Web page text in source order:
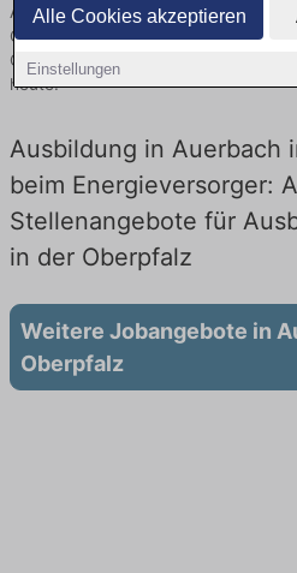
Alle Cookies akzeptieren
Einstellungen
Ausbildungsangebote beim
Oberpfalz finden Sie von namhaften
Optionen von Top-Arbeitgebern und
heute.
Ausbildung in Auerbach
beim Energieversorger:
Stellenangebote für
in der Oberpfalz
Weitere Jobangebote in
Oberpfalz